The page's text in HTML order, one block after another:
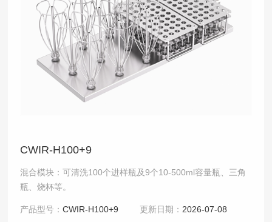
CWIR-H100+9
混合模块：可清洗100个进样瓶及9个10-500ml容量瓶、三角
瓶、烧杯等。
产品型号：CWIR-H100+9 更新日期： 2026-07-08